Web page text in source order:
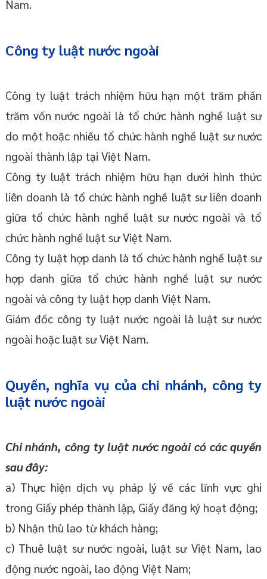
Nam.
Công ty luật nước ngoài
Công ty luật trách nhiệm hữu hạn một trăm phần
trăm vốn nước ngoài là tổ chức hành nghề luật sư
do một hoặc nhiều tổ chức hành nghề luật sư nước
ngoài thành lập tại Việt Nam.
Công ty luật trách nhiệm hữu hạn dưới hình thức
liên doanh là tổ chức hành nghề luật sư liên doanh
giữa tổ chức hành nghề luật sư nước ngoài và tổ
chức hành nghề luật sư Việt Nam.
Công ty luật hợp danh là tổ chức hành nghề luật sư
hợp danh giữa tổ chức hành nghề luật sư nước
ngoài và công ty luật hợp danh Việt Nam.
Giám đốc công ty luật nước ngoài là luật sư nước
ngoài hoặc luật sư Việt Nam.
Quyền, nghĩa vụ của chi nhánh, công ty
luật nước ngoài
Chi nhánh, công ty luật nước ngoài có các quyền
sau đây:
a) Thực hiện dịch vụ pháp lý về các lĩnh vực ghi
trong Giấy phép thành lập, Giấy đăng ký hoạt động;
b) Nhận thù lao từ khách hàng;
c) Thuê luật sư nước ngoài, luật sư Việt Nam, lao
động nước ngoài, lao động Việt Nam;